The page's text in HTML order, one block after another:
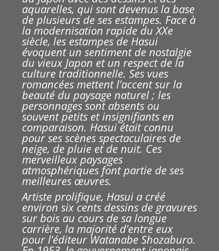
aquarelles, qui sont devenus la base
de plusieurs de ses estampes. Face à
la modernisation rapide du XXe
siècle, les estampes de Hasui
évoquent un sentiment de nostalgie
du vieux Japon et un respect de la
culture traditionnelle. Ses vues
romancées mettent l’accent sur la
beauté du paysage naturel ; les
personnages sont absents ou
souvent petits et insignifiants en
comparaison. Hasui était connu
pour ses scènes spectaculaires de
neige, de pluie et de nuit. Ces
merveilleux paysages
atmosphériques font partie de ses
meilleures œuvres.
Artiste prolifique, Hasui a créé
environ six cents dessins de gravures
sur bois au cours de sa longue
carrière, la majorité d’entre eux
pour l’éditeur Watanabe Shozaburo.